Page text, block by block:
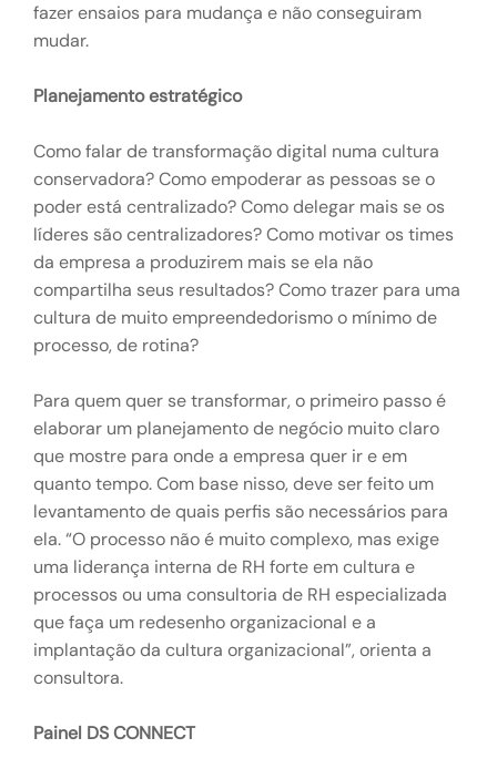
fazer ensaios para mudança e não conseguiram
mudar.
Planejamento estratégico
Como falar de transformação digital numa cultura
conservadora? Como empoderar as pessoas se o
poder está centralizado? Como delegar mais se os
líderes são centralizadores? Como motivar os times
da empresa a produzirem mais se ela não
compartilha seus resultados? Como trazer para uma
cultura de muito empreendedorismo o mínimo de
processo, de rotina?
Para quem quer se transformar, o primeiro passo é
elaborar um planejamento de negócio muito claro
que mostre para onde a empresa quer ir e em
quanto tempo. Com base nisso, deve ser feito um
levantamento de quais perfis são necessários para
ela. “O processo não é muito complexo, mas exige
uma liderança interna de RH forte em cultura e
processos ou uma consultoria de RH especializada
que faça um redesenho organizacional e a
implantação da cultura organizacional”, orienta a
consultora.
Painel DS CONNECT